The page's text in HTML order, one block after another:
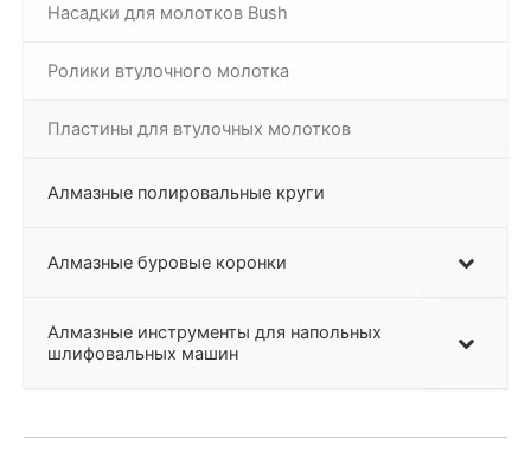
Насадки для молотков Bush
Ролики втулочного молотка
Пластины для втулочных молотков
Алмазные полировальные круги
Алмазные буровые коронки
Алмазные инструменты для напольных
шлифовальных машин